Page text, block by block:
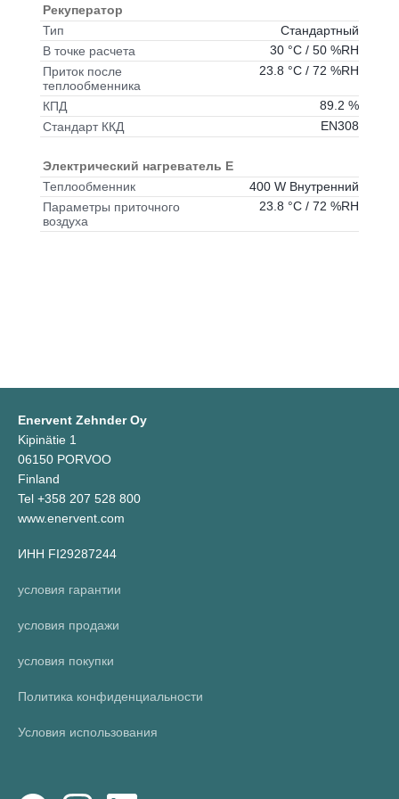
Рекуператор
Тип
Стандартный
В точке расчета
30 °C / 50 %RH
Приток после
теплообменника
23.8 °C / 72 %RH
КПД
89.2 %
Стандарт ККД
EN308
Электрический нагреватель E
Теплообменник
400 W Внутренний
Параметры приточного
воздуха
23.8 °C / 72 %RH
Enervent Zehnder Oy
Kipinätie 1
06150 PORVOO
Finland
Tel +358 207 528 800
www.enervent.com
ИНН FI29287244
условия гарантии
условия продажи
условия покупки
Политика конфиденциальности
Условия использования